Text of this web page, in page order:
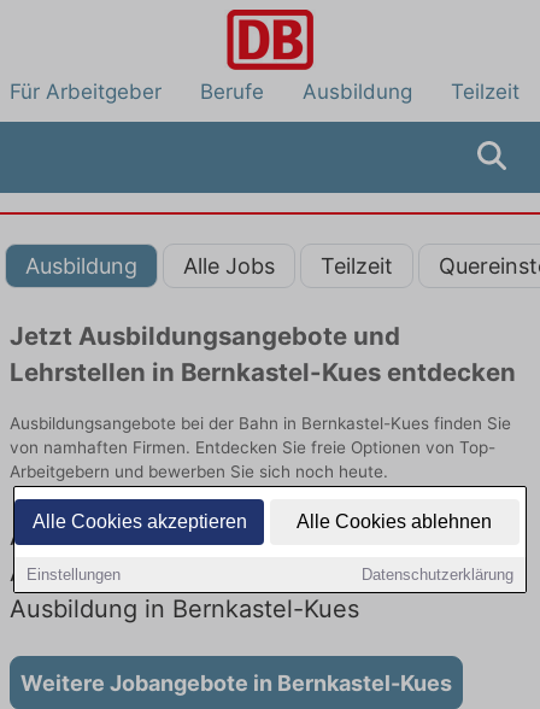
Alle Cookies akzeptieren Alle Cookies ablehnen
Einstellungen Datenschutzerklärung
Für Arbeitgeber Berufe Ausbildung Teilzeit
Ausbildung Alle Jobs Teilzeit
Jetzt Ausbildungsangebote und
Lehrstellen in Bernkastel-Kues entdecken
Ausbildungsangebote bei der Bahn in Bernkastel-Kues finden Sie
von namhaften Firmen. Entdecken Sie freie Optionen von Top-
Arbeitgebern und bewerben Sie sich noch heute.
Ausbildung in Bernkastel-Kues bei der Bahn:
Aktuell gibt es keine Stellenangebote für
Ausbildung in Bernkastel-Kues
Weitere Jobangebote in Bernkastel-Kues